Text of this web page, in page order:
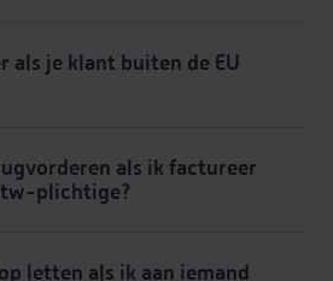
als je klant buiten de EU
als ik factureer
plichtige?
letten als ik aan iemand